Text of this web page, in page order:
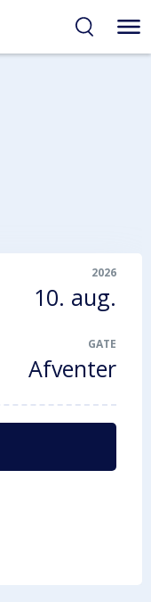
2026
10. aug.
GATE
Afventer